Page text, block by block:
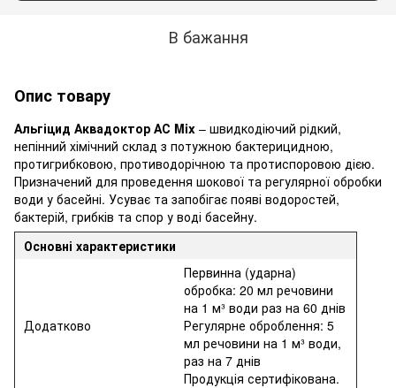
В бажання
Опис товару
Альгіцид Аквадоктор АС Mix – швидкодіючий рідкий,
непінний хімічний склад з потужною бактерицидною,
протигрибковою, противодорічною та протиспоровою дією.
Призначений для проведення шокової та регулярної обробки
води у басейні. Усуває та запобігає появі водоростей,
бактерій, грибків та спор у воді басейну.
Основні характеристики
Додатково
Первинна (ударна)
обробка: 20 мл речовини
на 1 м³ води раз на 60 днів
Регулярне оброблення: 5
мл речовини на 1 м³ води,
раз на 7 днів
Продукція сертифікована.